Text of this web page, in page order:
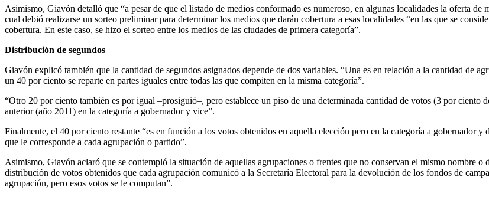
Asimismo, Giavón detalló que “a pesar de que el listado de medios conformado es numeroso, en algunas localidades la oferta
cual debió realizarse un sorteo preliminar para determinar los medios que darán cobertura a esas localidades “en las que se
cobertura. En este caso, se hizo el sorteo entre los medios de las ciudades de primera categoría”.
Distribución de segundos
Giavón explicó también que la cantidad de segundos asignados depende de dos variables. “Una es en relación a la cantidad de
un 40 por ciento se reparte en partes iguales entre todas las que compiten en la misma categoría”.
“Otro 20 por ciento también es por igual –prosiguió–, pero establece un piso de una determinada cantidad de votos (3 por
anterior (año 2011) en la categoría a gobernador y vice”.
Finalmente, el 40 por ciento restante “es en función a los votos obtenidos en aquella elección pero en la categoría a gobernador
que le corresponde a cada agrupación o partido”.
Asimismo, Giavón aclaró que se contempló la situación de aquellas agrupaciones o frentes que no conservan el mismo nombre o
distribución de votos obtenidos que cada agrupación comunicó a la Secretaría Electoral para la devolución de los fondos de
agrupación, pero esos votos se le computan”.